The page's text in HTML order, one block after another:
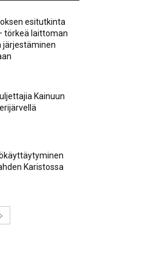
esitutkinta
törkeä laittoman
järjestäminen
Kainuun
Karistossa